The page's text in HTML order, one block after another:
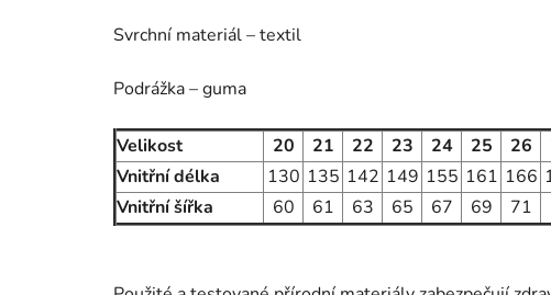
Svrchní materiál – textil
Podrážka – guma
Velikost 20 21 22 23 24 25 26
Vnitřní délka
130 135 142 149 155 161 166
Vnitřní šířka
60 61 63 65 67 69 71